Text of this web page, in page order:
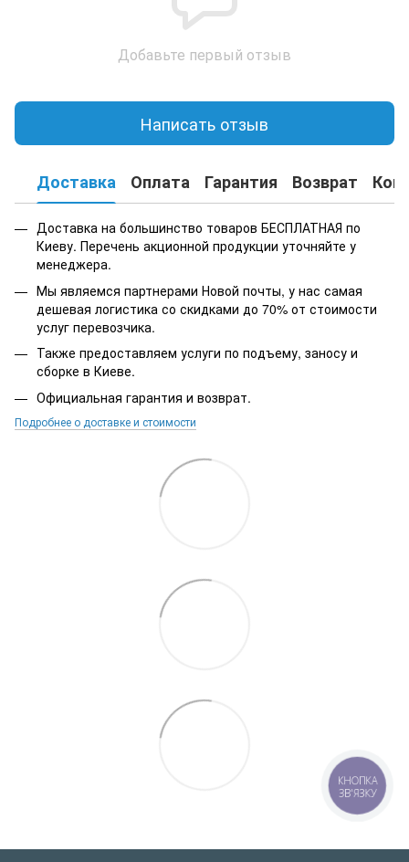
Добавьте первый отзыв
Написать отзыв
Доставка Оплата Гарантия Возврат
Доставка на большинство товаров БЕСПЛАТНАЯ по
Киеву. Перечень акционной продукции уточняйте у
менеджера.
Мы являемся партнерами Новой почты, у нас самая
дешевая логистика со скидками до 70% от стоимости
услуг перевозчика.
Также предоставляем услуги по подъему, заносу и
сборке в Киеве.
Официальная гарантия и возврат.
Подробнее о доставке и стоимости
КНОПКА
ЗВ'ЯЗКУ